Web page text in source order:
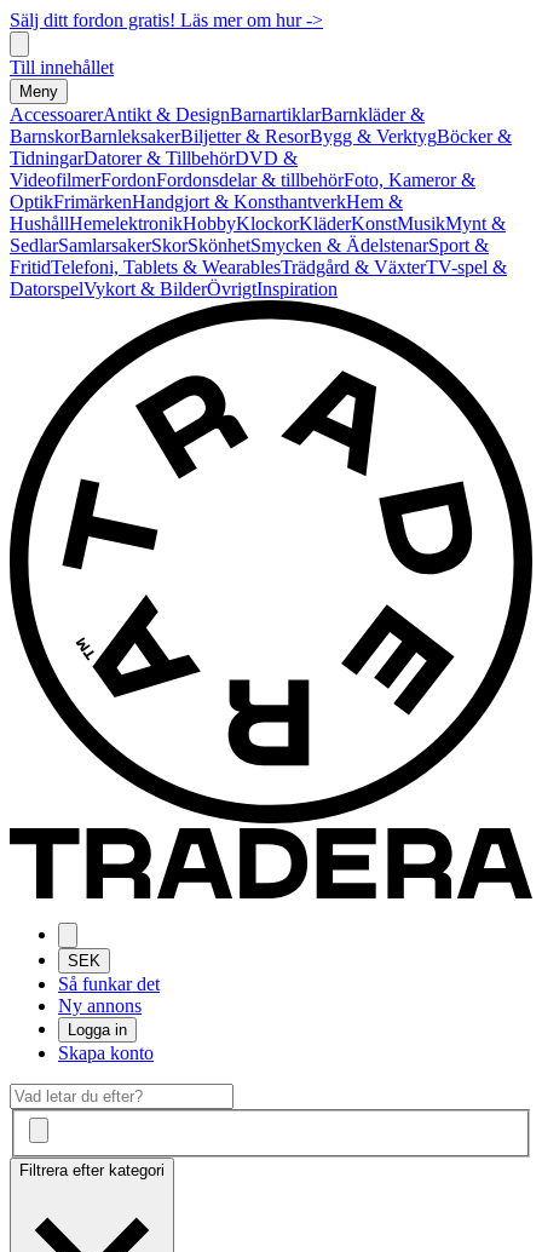
Sälj ditt fordon gratis! Läs mer om hur ->
Till innehållet
Meny
AccessoarerAntikt & DesignBarnartiklarBarnkläder &
BarnskorBarnleksakerBiljetter & ResorBygg & VerktygBöcker &
TidningarDatorer & TillbehörDVD &
VideofilmerFordonFordonsdelar & tillbehörFoto, Kameror &
OptikFrimärkenHandgjort & KonsthantverkHem &
HushållHemelektronikHobbyKlockorKläderKonstMusikMynt &
SedlarSamlarsakerSkorSkönhetSmycken & ÄdelstenarSport &
FritidTelefoni, Tablets & WearablesTrädgård & VäxterTV-spel &
DatorspelVykort & BilderÖvrigtInspiration
SEK
Så funkar det
Ny annons
Logga in
Skapa konto
Filtrera efter kategori